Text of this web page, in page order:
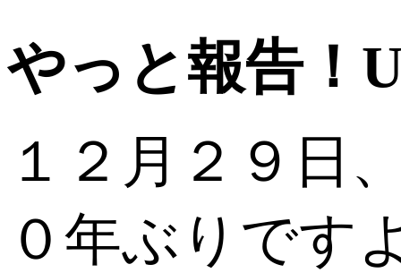
やっと報告！
１２月２９日
０年ぶりです